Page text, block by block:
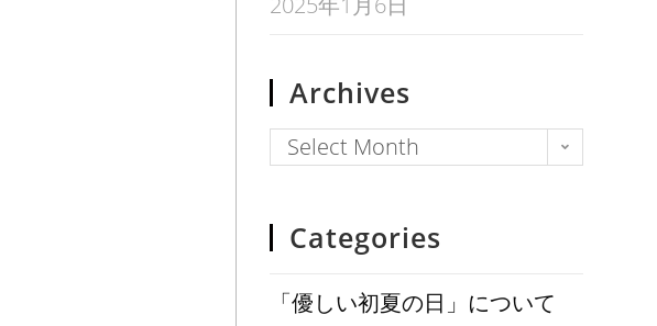
Archives
Select Month
Categories
「優しい初夏の日」について